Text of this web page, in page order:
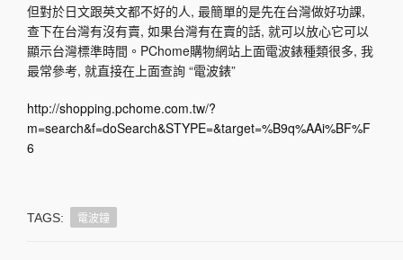
但對於日文跟英文都不好的人, 最簡單的是先在台灣做好功課,
查下在台灣有沒有賣, 如果台灣有在賣的話, 就可以放心它可以
顯示台灣標準時間。PChome購物網站上面電波錶種類很多, 我
最常參考, 就直接在上面查詢 “電波錶”
http://shopping.pchome.com.tw/?
m=search&f=doSearch&STYPE=&target=%B9q%AAi%BF%F
6
TAGS: 電波鐘